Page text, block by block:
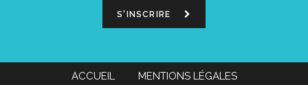
S'INSCRIRE
ACCUEIL MENTIONS LÉGALES